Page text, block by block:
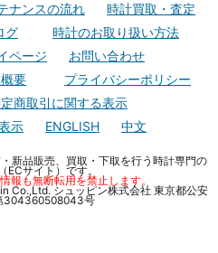
ナンスの流れ
時計買取・査定
グ
時計のお取り扱い方法
ページ
お問い合わせ
要
プライバシーポリシー
商取引に関する表示
示
ENGLISH 中文
新品販売、買取・下取を行う時計専門の
ECサイト）です。
報も無断転用を禁止します。
Co.,Ltd. シュッピン株式会社 東京都公安
304360508043号